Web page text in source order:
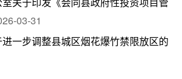
03-31
一步调整县城区烟花爆竹禁限放区的